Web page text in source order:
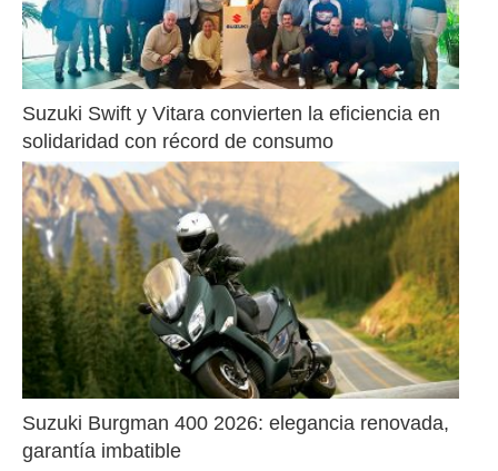
Suzuki Swift y Vitara convierten la eficiencia en
solidaridad con récord de consumo
Suzuki Burgman 400 2026: elegancia renovada,
garantía imbatible